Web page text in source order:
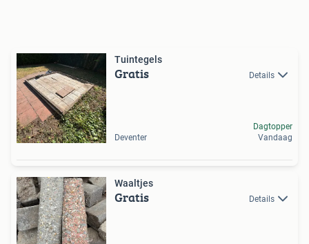
Tuintegels
Gratis Details
Deventer
Dagtopper
Vandaag
Waaltjes
Gratis Details